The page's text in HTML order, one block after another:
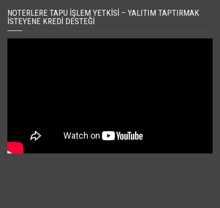
NOTERLERE TAPU İŞLEM YETKISI – YALITIM TAPTIRMAK
İSTEYENE KREDI DESTEĞI